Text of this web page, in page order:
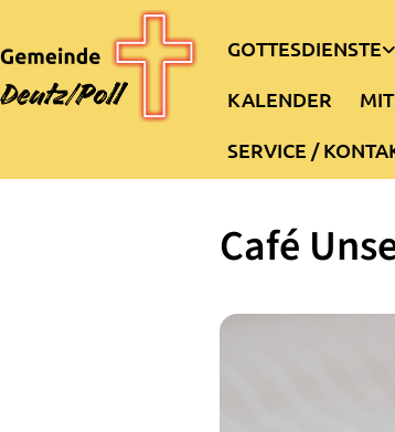
GOTTESDIENSTE
KALENDER
SERVICE /
Café